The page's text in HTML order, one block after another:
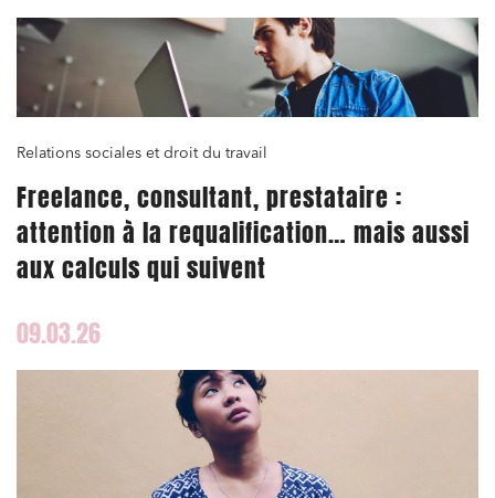
Relations sociales et droit du travail
Freelance, consultant, prestataire :
attention à la requalification… mais aussi
aux calculs qui suivent
09.03.26